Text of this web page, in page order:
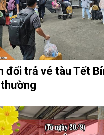
đổi trả vé tàu Tết